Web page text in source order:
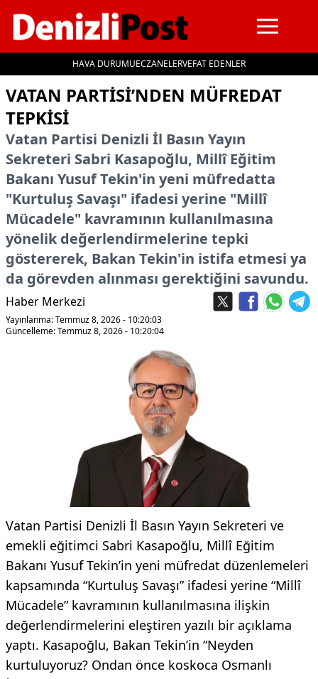
HAVA DURUMUECZANELERVEFAT EDENLER
VATAN PARTİSİ’NDEN MÜFREDAT
TEPKİSİ
Vatan Partisi Denizli İl Basın Yayın
Sekreteri Sabri Kasapoğlu, Millî Eğitim
Bakanı Yusuf Tekin'in yeni müfredatta
"Kurtuluş Savaşı" ifadesi yerine "Millî
Mücadele" kavramının kullanılmasına
yönelik değerlendirmelerine tepki
göstererek, Bakan Tekin'in istifa etmesi ya
da görevden alınması gerektiğini savundu.
Haber Merkezi
Yayınlanma: Temmuz 8, 2026 - 10:20:03
Güncelleme: Temmuz 8, 2026 - 10:20:04
Vatan Partisi Denizli İl Basın Yayın Sekreteri ve
emekli eğitimci Sabri Kasapoğlu, Millî Eğitim
Bakanı Yusuf Tekin’in yeni müfredat düzenlemeleri
kapsamında “Kurtuluş Savaşı” ifadesi yerine “Millî
Mücadele” kavramının kullanılmasına ilişkin
değerlendirmelerini eleştiren yazılı bir açıklama
yaptı. Kasapoğlu, Bakan Tekin’in “Neyden
kurtuluyoruz? Ondan önce koskoca Osmanlı